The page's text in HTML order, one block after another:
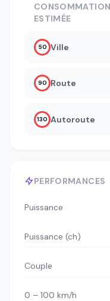
PERFORMANCES
Puissance
Puissance (ch)
Couple
0 – 100 km/h
CONSOMMATION
ESTIMÉE
50 Ville
90 Route
130 Autoroute